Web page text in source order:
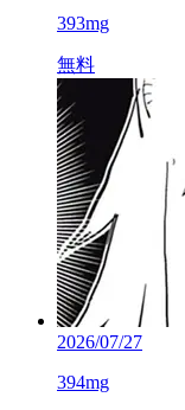
393mg
無料
2026/07/27
394mg